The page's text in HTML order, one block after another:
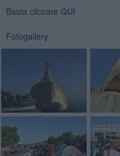
Basta cliccare QUI
Fotogallery